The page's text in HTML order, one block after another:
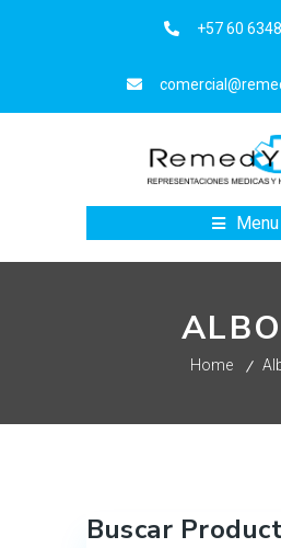
+57 60
Menu
Home
Buscar